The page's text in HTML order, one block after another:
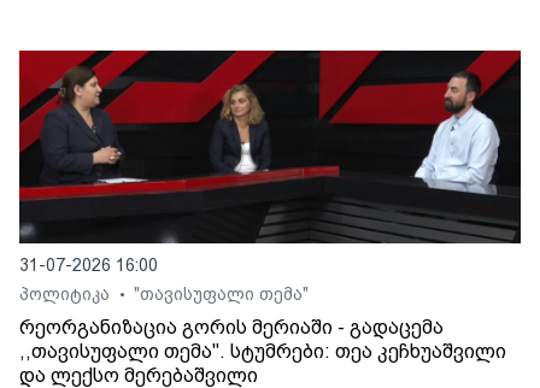
31-07-2026 16:00
პოლიტიკა
• "თავისუფალი თემა"
რეორგანიზაცია გორის მერიაში - გადაცემა
,,თავისუფალი თემა". სტუმრები: თეა კეჩხუაშვილი
და ლექსო მერებაშვილი